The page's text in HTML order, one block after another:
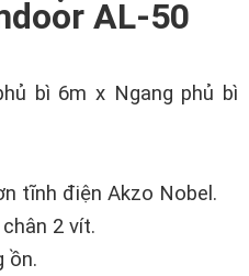
AL-50
bì 6m x Ngang phủ bì
tĩnh điện Akzo Nobel.
2 vít.
ồn.